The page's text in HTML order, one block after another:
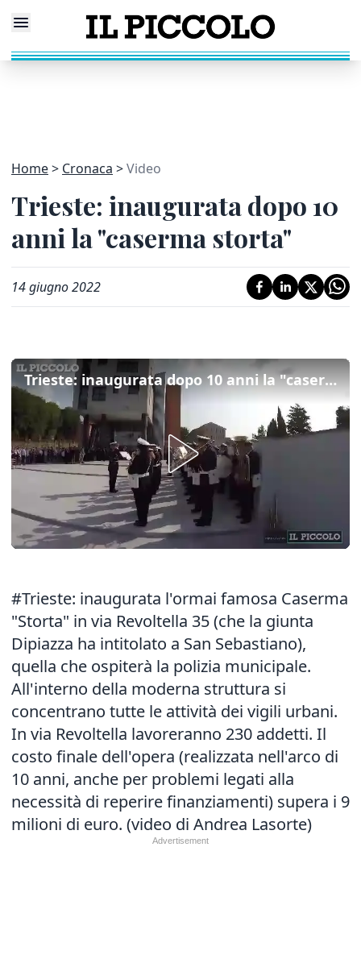
Home Cronaca Video
Trieste: inaugurata dopo 10
anni la "caserma storta"
14 giugno 2022
Trieste: inaugurata dopo 10 anni la "caserma storta"
#Trieste: inaugurata l'ormai famosa Caserma
"Storta" in via Revoltella 35 (che la giunta
Dipiazza ha intitolato a San Sebastiano),
quella che ospiterà la polizia municipale.
All'interno della moderna struttura si
concentrano tutte le attività dei vigili urbani.
In via Revoltella lavoreranno 230 addetti. Il
costo finale dell'opera (realizzata nell'arco di
10 anni, anche per problemi legati alla
necessità di reperire finanziamenti) supera i 9
milioni di euro. (video di Andrea Lasorte)